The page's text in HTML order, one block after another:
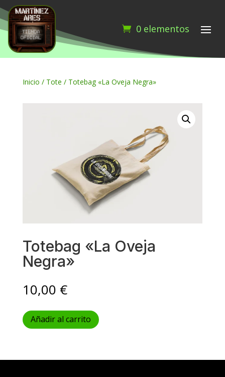
0 elementos
Inicio / Tote / Totebag «La Oveja Negra»
Totebag «La Oveja
Negra»
10,00 €
Añadir al carrito